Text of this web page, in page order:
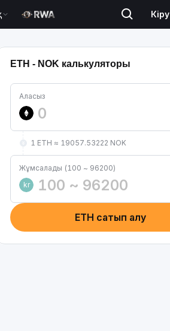
Кіру
ETH - NOK калькуляторы
Аласыз
1 ETH ≈ 19057.53222 NOK
Жұмсалады (100 ~ 96200)
kr
ETH сатып алу